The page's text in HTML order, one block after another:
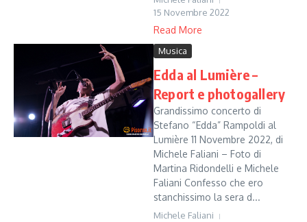
15 Novembre 2022
Read More
Musica
Edda al Lumière –
Report e photogallery
Grandissimo concerto di
Stefano “Edda” Rampoldi al
Lumière 11 Novembre 2022, di
Michele Faliani – Foto di
Martina Ridondelli e Michele
Faliani Confesso che ero
stanchissimo la sera d...
Michele Faliani